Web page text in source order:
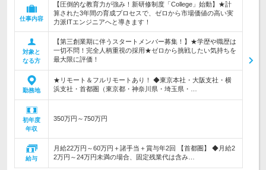
仕事内容
【圧倒的な教育力が強み！新研修制度「College」始動】★計
算された3年間の育成プロセスで、ゼロから市場価値の高い実
力派ITエンジニアへと導きます！
対象と
なる方
【第三創業期に伴うスタートメンバー募集！】★学歴や職歴は
一切不問！完全人柄重視の採用★ゼロから挑戦したい気持ちを
最大限に評価！
勤務地
★リモート＆フルリモートあり！ ◆東京本社・大阪支社・横
浜支社・首都圏（東京都・神奈川県・埼玉県・…
初年度
年収
350万円～750万円
給与
月給22万円～60万円＋諸手当＋賞与年2回 【首都圏】 ◆月給2
2万円～24万円未満の場合、固定残業代は含み…